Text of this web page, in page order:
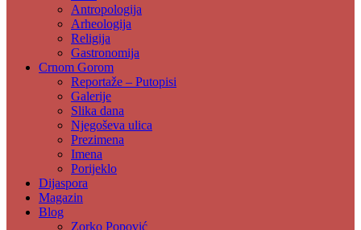
Antropologija
Arheologija
Religija
Gastronomija
Crnom Gorom
Reportaže – Putopisi
Galerije
Slika dana
Njegoševa ulica
Prezimena
Imena
Porijeklo
Dijaspora
Magazin
Blog
Zorko Popović